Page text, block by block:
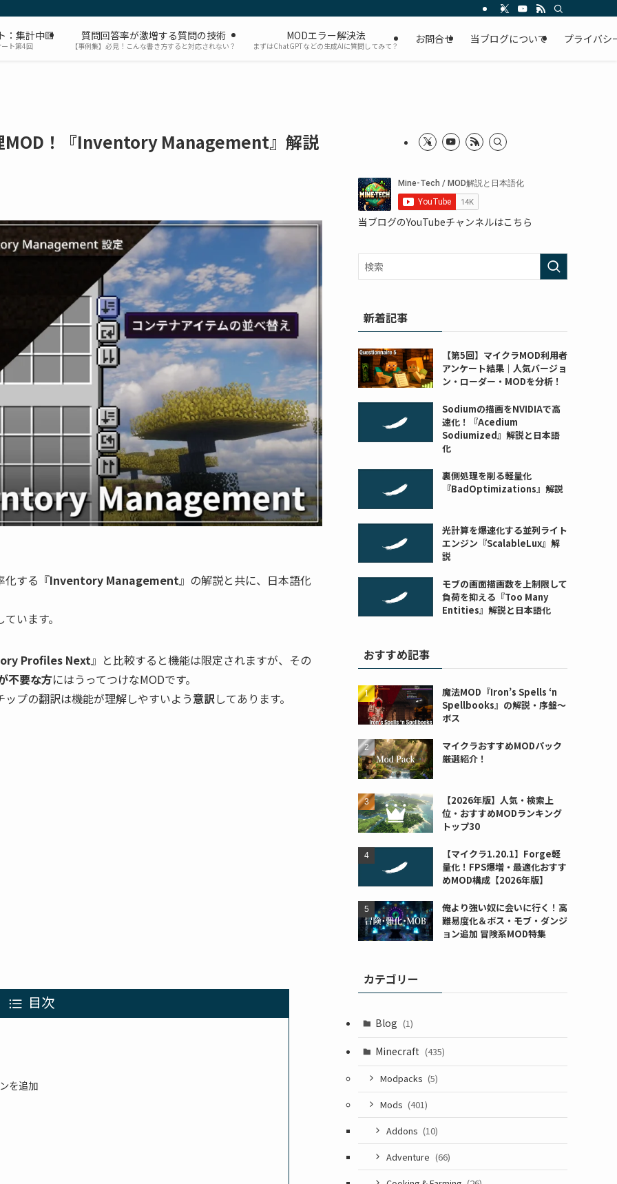
：集計中🟨
ト第4回
質問回答率が激増する質問の技術
【事例集】必見！こんな書き方すると対応されない？
MODエラー解決法
まずはChatGPTなどの生成AIに質問してみて？
お問合せ 当ブログについて プライバシ
MOD！『Inventory Management』解説
化する『Inventory Management』の解説と共に、日本語化
います。
Profiles Next』と比較すると機能は限定されますが、その
不要な方にはうってつけなMODです。
プの翻訳は機能が理解しやすいよう意訳してあります。
目次
を追加
当ブログのYouTubeチャンネルはこちら
新着記事
【第5回】マイクラMOD利用者
アンケート結果｜人気バージョ
ン・ローダー・MODを分析！
Sodiumの描画をNVIDIAで高
速化！『Acedium
Sodiumized』解説と日本語
化
裏側処理を削る軽量化
『BadOptimizations』解説
光計算を爆速化する並列ライト
エンジン『ScalableLux』解
説
モブの画面描画数を上制限して
負荷を抑える『Too Many
Entities』解説と日本語化
おすすめ記事
魔法MOD『Iron’s Spells ‘n
Spellbooks』の解説・序盤～
ボス
マイクラおすすめMODパック
厳選紹介！
【2026年版】人気・検索上
位・おすすめMODランキング
トップ30
【マイクラ1.20.1】Forge軽
量化！FPS爆増・最適化おすす
めMOD構成【2026年版】
俺より強い奴に会いに行く！高
難易度化＆ボス・モブ・ダンジ
ョン追加 冒険系MOD特集
カテゴリー
Blog (1)
Minecraft (435)
Modpacks (5)
Mods (401)
Addons (10)
Adventure (66)